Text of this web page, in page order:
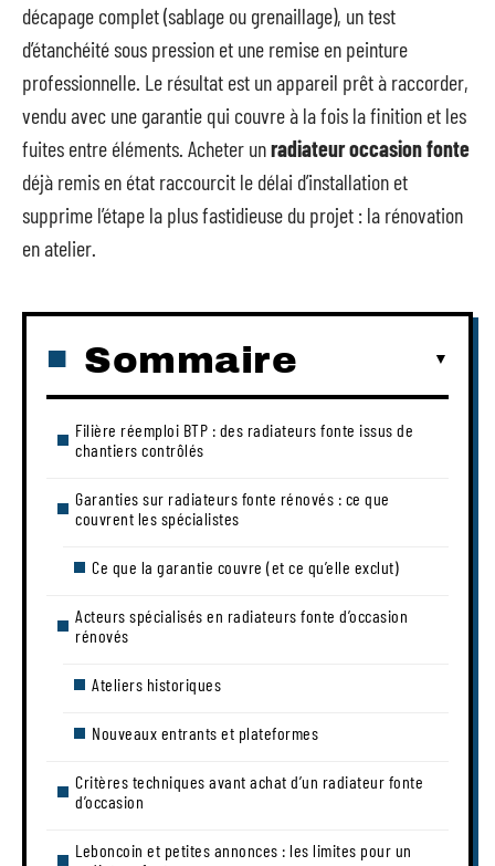
décapage complet (sablage ou grenaillage), un test
d’étanchéité sous pression et une remise en peinture
professionnelle. Le résultat est un appareil prêt à raccorder,
vendu avec une garantie qui couvre à la fois la finition et les
fuites entre éléments. Acheter unradiateur occasion fonte
déjà remis en état raccourcit le délai d’installation et
supprime l’étape la plus fastidieuse du projet : la rénovation
en atelier.
Sommaire
Filière réemploi BTP : des radiateurs fonte issus de
chantiers contrôlés
Garanties sur radiateurs fonte rénovés : ce que
couvrent les spécialistes
Ce que la garantie couvre (et ce qu’elle exclut)
Acteurs spécialisés en radiateurs fonte d’occasion
rénovés
Ateliers historiques
Nouveaux entrants et plateformes
Critères techniques avant achat d’un radiateur fonte
d’occasion
Leboncoin et petites annonces : les limites pour un